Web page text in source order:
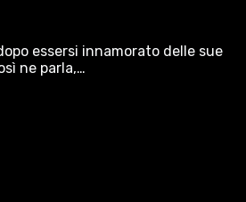
essersi innamorato delle sue
ne parla,…